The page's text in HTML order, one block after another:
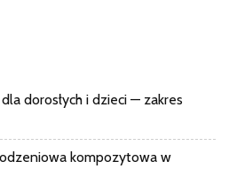
dorosłych i dzieci — zakres
kompozytowa w